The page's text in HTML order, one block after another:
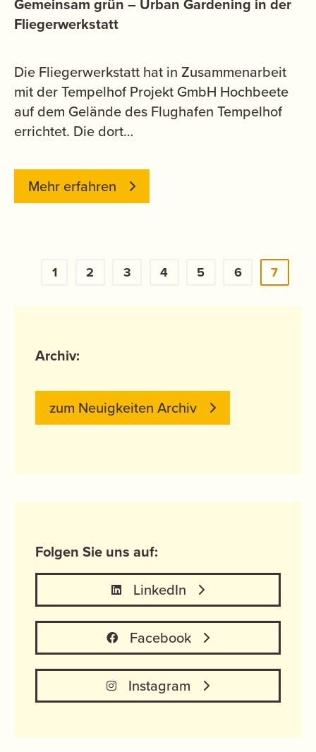
Fliegerwerkstatt
Die Fliegerwerkstatt hat in Zusammenarbeit
mit der Tempelhof Projekt GmbH Hochbeete
auf dem Gelände des Flughafen Tempelhof
errichtet. Die dort…
Mehr erfahren
1 2 3 4 5 6 7
Archiv:
zum Neuigkeiten Archiv
Folgen Sie uns auf:
LinkedIn
Facebook
Instagram